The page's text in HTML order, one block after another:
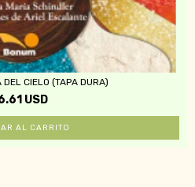
DEL CIELO (TAPA DURA)
USD